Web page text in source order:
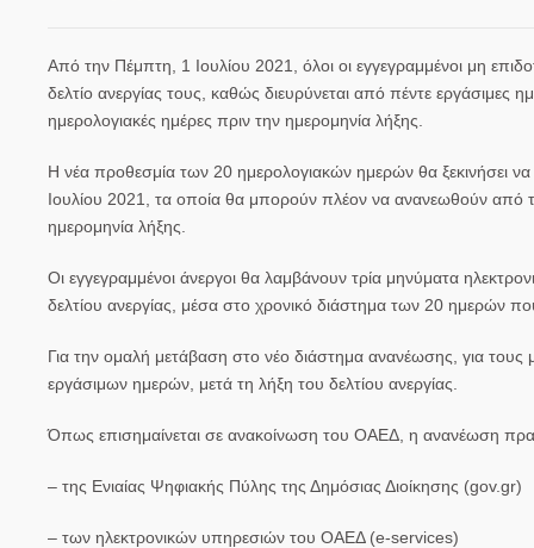
Από την Πέμπτη, 1 Ιουλίου 2021, όλοι οι εγγεγραμμένοι μη
δελτίο ανεργίας τους, καθώς διευρύνεται από πέντε
ημερολογιακές ημέρες πριν την ημερομηνία λήξης.
Η νέα προθεσμία των 20 ημερολογιακών ημερών θα ξεκινήσει να
Ιουλίου 2021, τα οποία θα μπορούν πλέον να ανανεωθούν από
ημερομηνία λήξης.
Οι εγγεγραμμένοι άνεργοι θα λαμβάνουν τρία μηνύματα
δελτίου ανεργίας, μέσα στο χρονικό διάστημα των 20 ημερών
Για την ομαλή μετάβαση στο νέο διάστημα ανανέωσης, για
εργάσιμων ημερών, μετά τη λήξη του δελτίου ανεργίας.
Όπως επισημαίνεται σε ανακοίνωση του ΟΑΕΔ, η ανανέωση
– της Ενιαίας Ψηφιακής Πύλης της Δημόσιας Διοίκησης (gov.gr)
– των ηλεκτρονικών υπηρεσιών του ΟΑΕΔ (e-services)